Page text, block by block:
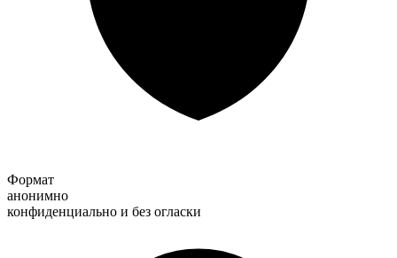
Формат
анонимно
конфиденциально и без огласки